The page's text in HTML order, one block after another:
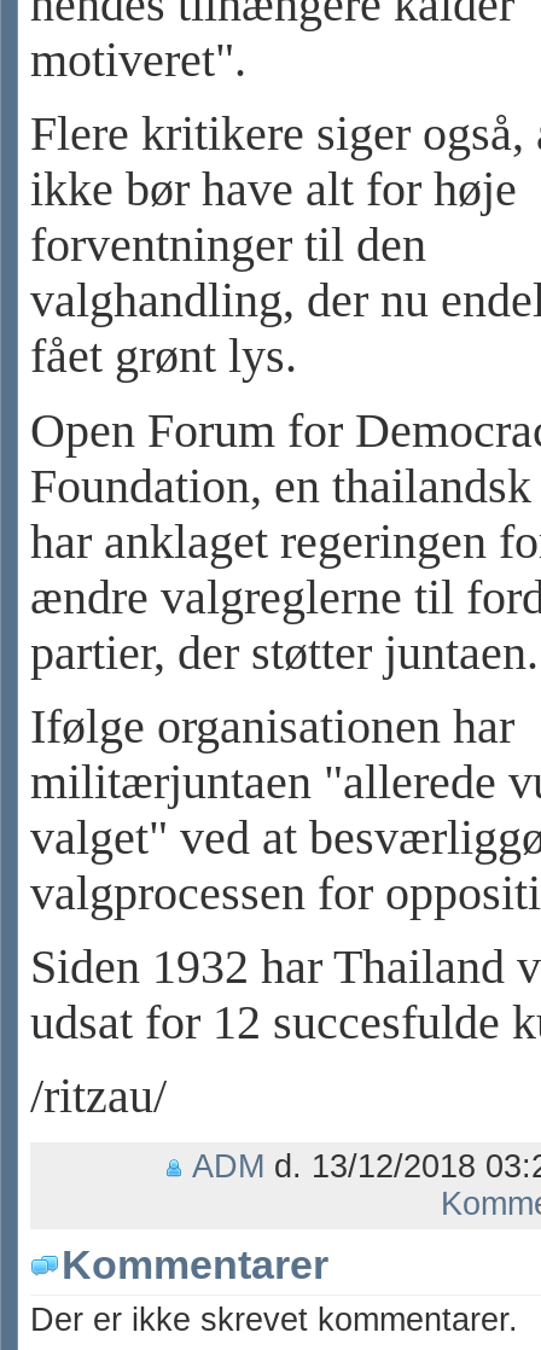
motiveret".
Flere kritikere siger også,
ikke bør have alt for høje
forventninger til den
valghandling, der nu
fået grønt lys.
Open Forum for
Foundation, en
har anklaget regeringen
ændre valgreglerne til
partier, der støtter juntaen.
Ifølge organisationen har
militærjuntaen "allerede
valget" ved at
valgprocessen for
Siden 1932 har Thailand
udsat for 12 succesfulde
/ritzau/
ADM d. 13/12/2018
Kommentarer
Der er ikke skrevet kommentarer.